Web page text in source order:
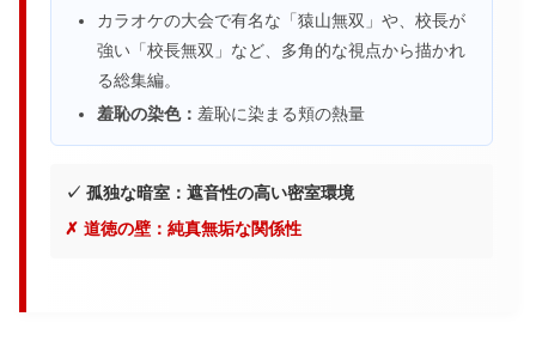
カラオケの大会で有名な「猿山無双」や、校長が
強い「校長無双」など、多角的な視点から描かれ
る総集編。
羞恥の染色： 羞恥に染まる頬の熱量
✓ 孤独な暗室：遮音性の高い密室環境
✗ 道徳の壁：純真無垢な関係性